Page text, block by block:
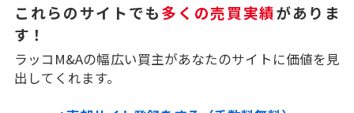
これらのサイトでも多くの売買実績がありま
す！
ラッコM&Aの幅広い買主があなたのサイトに価値を見
出してくれます。